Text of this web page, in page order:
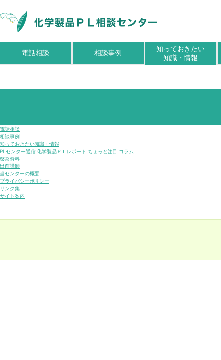
電話相談 相談事例
知っておきたい
知識・情報
電話相談
相談事例
知っておきたい知識・情報
PLセンター通信 化学製品ＰＬレポート ちょっと注目 コラム
啓発資料
出前講師
当センターの概要
プライバシーポリシー
リンク集
サイト案内